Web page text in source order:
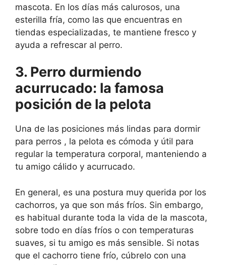
mascota. En los días más calurosos, una
esterilla fría, como las que encuentras en
tiendas especializadas, te mantiene fresco y
ayuda a refrescar al perro.
3. Perro durmiendo
acurrucado: la famosa
posición de la pelota
Una de las posiciones más lindas para dormir
para perros , la pelota es cómoda y útil para
regular la temperatura corporal, manteniendo a
tu amigo cálido y acurrucado.
En general, es una postura muy querida por los
cachorros, ya que son más fríos. Sin embargo,
es habitual durante toda la vida de la mascota,
sobre todo en días fríos o con temperaturas
suaves, si tu amigo es más sensible. Si notas
que el cachorro tiene frío, cúbrelo con una